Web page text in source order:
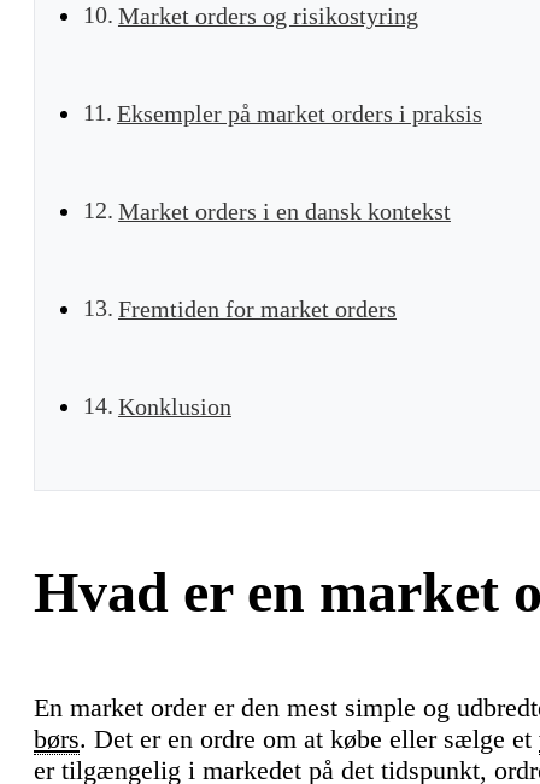
Market orders og risikostyring
Eksempler på market orders i praksis
Market orders i en dansk kontekst
Fremtiden for market orders
Konklusion
Hvad er en market
En market order er den mest simple og
børs. Det er en ordre om at købe eller sælge et
er tilgængelig i markedet på det tidspunkt,